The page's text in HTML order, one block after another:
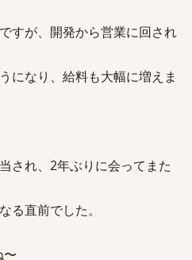
すが、開発から営業に回され
になり、給料も大幅に増えま
され、2年ぶりに会ってまた
る直前でした。
〜